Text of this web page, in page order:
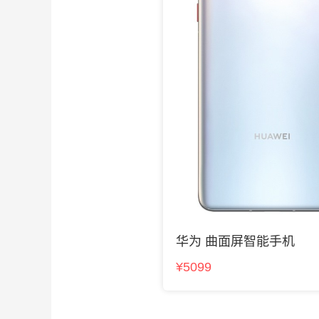
华为 曲面屏智能手机
¥5099